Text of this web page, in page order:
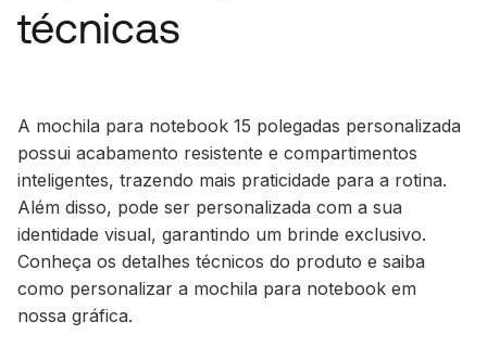
técnicas
A mochila para notebook 15 polegadas personalizada
possui acabamento resistente e compartimentos
inteligentes, trazendo mais praticidade para a rotina.
Além disso, pode ser personalizada com a sua
identidade visual, garantindo um brinde exclusivo.
Conheça os detalhes técnicos do produto e saiba
como personalizar a mochila para notebook em
nossa gráfica.